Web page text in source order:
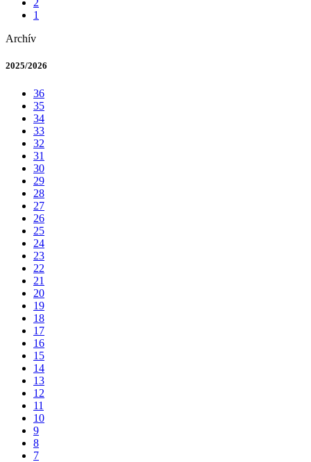
2
1
Archív
2025/2026
36
35
34
33
32
31
30
29
28
27
26
25
24
23
22
21
20
19
18
17
16
15
14
13
12
11
10
9
8
7